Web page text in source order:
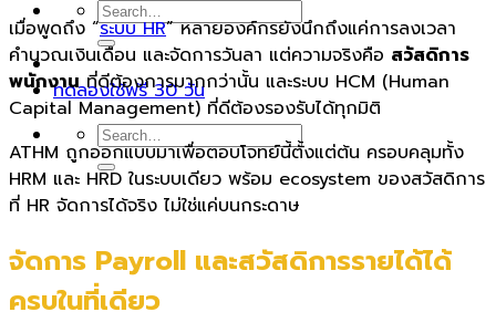
ทดลองใช้ฟรี 30 วัน
เมื่อพูดถึง “ระบบ HR” หลายองค์กรยังนึกถึงแค่การลงเวลา
คำนวณเงินเดือน และจัดการวันลา แต่ความจริงคือ สวัสดิการ
พนักงานที่ดีต้องการมากกว่านั้น และระบบ HCM (Human
Capital Management) ที่ดีต้องรองรับได้ทุกมิติ
ATHM ถูกออกแบบมาเพื่อตอบโจทย์นี้ตั้งแต่ต้น ครอบคลุมทั้ง
HRM และ HRD ในระบบเดียว พร้อม ecosystem ของสวัสดิการ
ที่ HR จัดการได้จริง ไม่ใช่แค่บนกระดาษ
จัดการ Payroll และสวัสดิการรายได้ได้
ครบในที่เดียว